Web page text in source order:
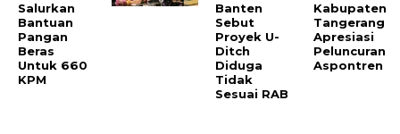
Salurkan
Bantuan
Pangan
Beras
Untuk 660
KPM
Banten
Sebut
Proyek U-
Ditch
Diduga
Tidak
Sesuai RAB
Kabupaten
Tangerang
Apresiasi
Peluncuran
Aspontren